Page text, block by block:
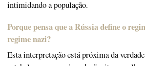
intimidando a população.
Porque pensa que a Rússia define o
regime nazi?
Esta interpretação está próxima da